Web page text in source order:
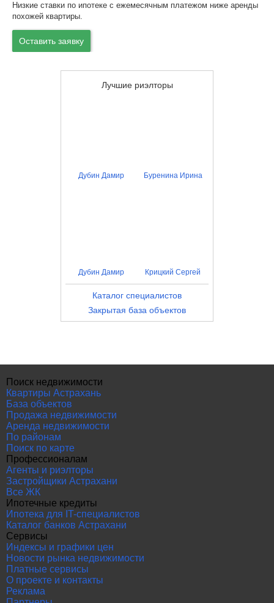
Низкие ставки по ипотеке с ежемесячным платежом ниже аренды
похожей квартиры.
Оставить заявку
Лучшие риэлторы
Дубин Дамир Буренина Ирина
Дубин Дамир Крицкий Сергей
Каталог специалистов
Закрытая база объектов
Поиск недвижимости
Квартиры Астрахань
База объектов
Продажа недвижимости
Аренда недвижимости
По районам
Поиск по карте
Профессионалам
Агенты и риэлторы
Застройщики Астрахани
Все ЖК
Ипотечные кредиты
Ипотека для IT-специалистов
Каталог банков Астрахани
Сервисы
Индексы и графики цен
Новости рынка недвижимости
Платные сервисы
О проекте и контакты
Реклама